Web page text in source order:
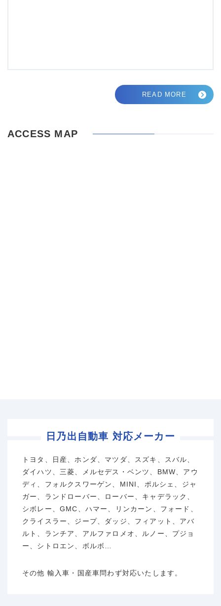
READ MORE
ACCESS MAP
日乃出自動車 対応メーカー
トヨタ、日産、ホンダ、マツダ、スズキ、スバル、
ダイハツ、三菱、メルセデス・ベンツ、BMW、アウ
ディ、フォルクスワーゲン、MINI、ポルシェ、ジャ
ガー、ランドローバー、ローバー、キャデラック、
シボレー、GMC、ハマー、リンカーン、フォード、
クライスラー、ジープ、ダッジ、フィアット、アバ
ルト、ランチア、アルファロメオ、ルノー、プジョ
ー、シトロエン、ボルボ…
その他 輸入車・国産車問わず対応いたします。